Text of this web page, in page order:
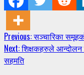
Continue
Reading
Previous:सञ्चारिका
Next:शिक्षकहरुले आन्दोलन
सहमति